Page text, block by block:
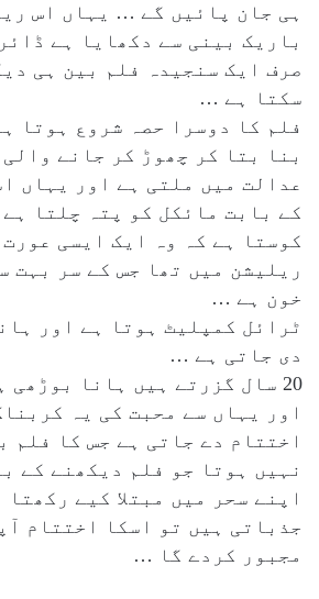
ہی جان پائیں گے … یہاں اس
باریک بینی سے دکھایا ہے
صرف ایک سنجیدہ فلم بین ہی
سکتا ہے …
فلم کا دوسرا حصہ شروع ہوتا
بنا بتا کر چھوڑ کر جانے
عدالت میں ملتی ہے اور یہاں
کے بابت مائکل کو پتہ چلتا ہے
کوستا ہے کہ وہ ایک ایسی
ریلیشن میں تھا جس کے سر بہت
خون ہے …
ٹرائل کمپلیٹ ہوتا ہے اور
دی جاتی ہے …
20 سال گزرتے ہیں ہانا
اور یہاں سے محبت کی یہ
اختتام دے جاتی ہے جس کا فلم
نہیں ہوتا جو فلم دیکھنے کے
اپنے سحر میں مبتلا کیے
جذباتی ہیں تو اسکا اختتام
مجبور کردے گا …